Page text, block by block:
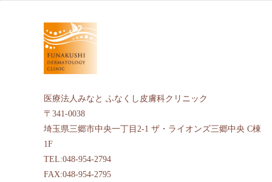
医療法人みなと ふなくし皮膚科クリニック
〒341-0038
埼玉県三郷市中央一丁目2-1 ザ・ライオンズ三郷中央 C棟
1F
TEL:048-954-2794
FAX:048-954-2795